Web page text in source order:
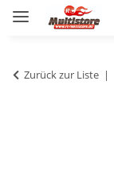
Zurück zur Liste